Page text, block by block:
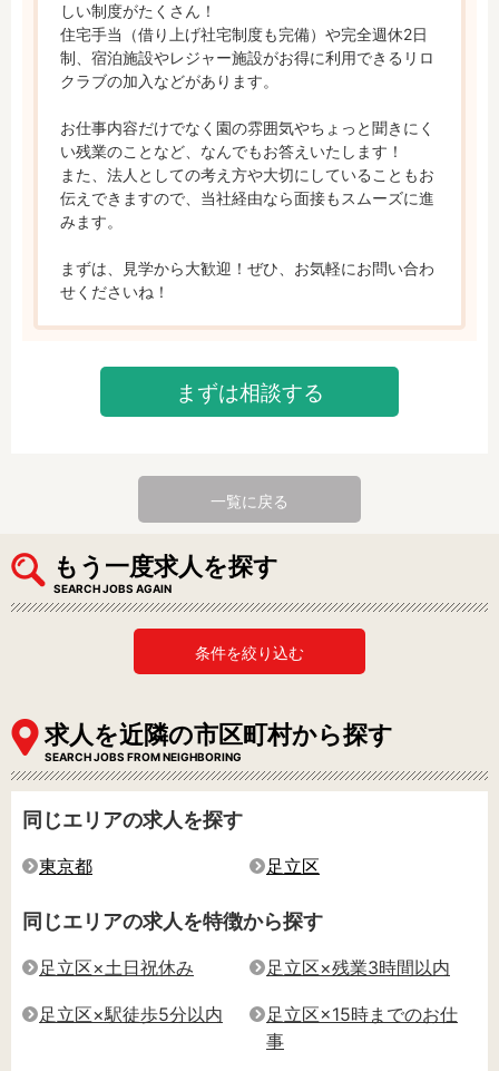
しい制度がたくさん！
住宅手当（借り上げ社宅制度も完備）や完全週休2日
制、宿泊施設やレジャー施設がお得に利用できるリロ
クラブの加入などがあります。
お仕事内容だけでなく園の雰囲気やちょっと聞きにく
い残業のことなど、なんでもお答えいたします！
また、法人としての考え方や大切にしていることもお
伝えできますので、当社経由なら面接もスムーズに進
みます。
まずは、見学から大歓迎！ぜひ、お気軽にお問い合わ
せくださいね！
まずは相談する
一覧に戻る
もう一度求人を探す
SEARCH JOBS AGAIN
条件を絞り込む
求人を近隣の市区町村から探す
SEARCH JOBS FROM NEIGHBORING
同じエリアの求人を探す
東京都 足立区
同じエリアの求人を特徴から探す
足立区×土日祝休み 足立区×残業3時間以内
足立区×駅徒歩5分以内
足立区×15時までのお仕
事